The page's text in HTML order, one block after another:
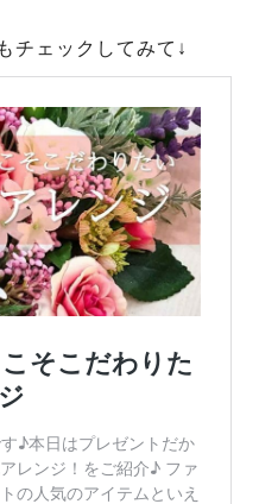
チェックしてみて↓